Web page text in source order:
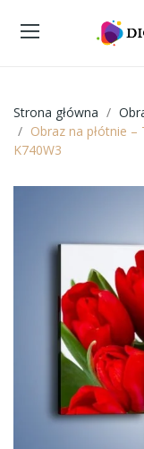
Strona główna
Obraz na płótnie
K740W3